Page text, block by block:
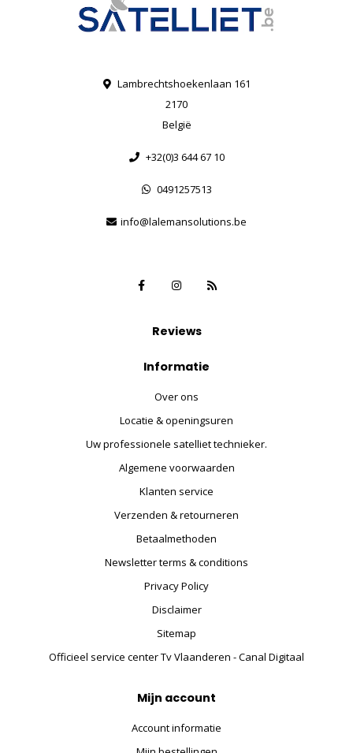
Lambrechtshoekenlaan 161
2170
België
+32(0)3 644 67 10
0491257513
info@lalemansolutions.be
Reviews
Informatie
Over ons
Locatie & openingsuren
Uw professionele satelliet technieker.
Algemene voorwaarden
Klanten service
Verzenden & retourneren
Betaalmethoden
Newsletter terms & conditions
Privacy Policy
Disclaimer
Sitemap
Officieel service center Tv Vlaanderen - Canal Digitaal
Mijn account
Account informatie